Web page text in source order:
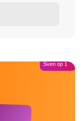
Sven op 1